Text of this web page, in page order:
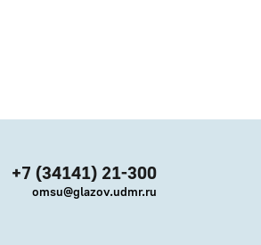
+7 (34141) 21-300
omsu@glazov.udmr.ru